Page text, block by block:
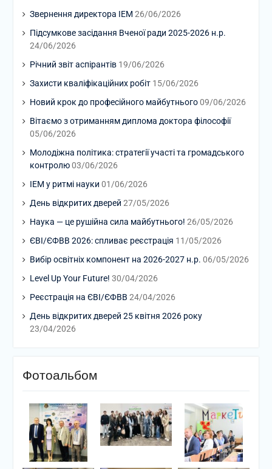
Звернення директора ІЕМ 26/06/2026
Підсумкове засідання Вченої ради 2025-2026 н.р.
24/06/2026
Річний звіт аспірантів 19/06/2026
Захисти кваліфікаційних робіт 15/06/2026
Новий крок до професійного майбутнього 09/06/2026
Вітаємо з отриманням диплома доктора філософії
05/06/2026
Молодіжна політика: стратегії участі та громадського
контролю 03/06/2026
ІЕМ у ритмі науки 01/06/2026
День відкритих дверей 27/05/2026
Наука — це рушійна сила майбутнього! 26/05/2026
ЄВІ/ЄФВВ 2026: спливає реєстрація 11/05/2026
Вибір освітніх компонент на 2026-2027 н.р. 06/05/2026
Level Up Your Future! 30/04/2026
Реєстрація на ЄВІ/ЄФВВ 24/04/2026
День відкритих дверей 25 квітня 2026 року
23/04/2026
Фотоальбом